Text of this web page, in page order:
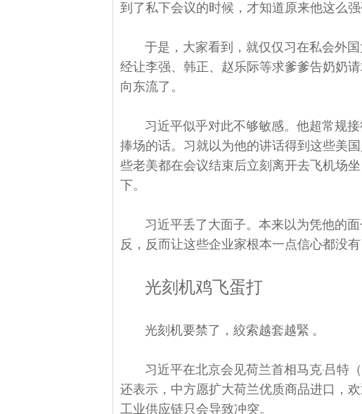
到了私下会议的时候，才知道原来他这么
于是，大家看到，就仅仅习在私会外
经让李强、韩正、赵乐际等求爹爹告奶奶
向东流了。
习近平似乎对此不够敏感。他超常规
捧场的话。习就以为他的讲话得到这些美
些老美都在会议结束后立刻离开去飞机场
下。
习近平丢了大面子。本来以为凭他的
反，反而让这些企业家根本一点信心都没有
光刻机鸡飞蛋打
光刻机要禁了，絞索越套越緊 。
习近平在北京会见荷兰首相马克‧吕特
还表示，中方愿扩大荷兰优质商品进口，
工业供应链只会导致冲突。